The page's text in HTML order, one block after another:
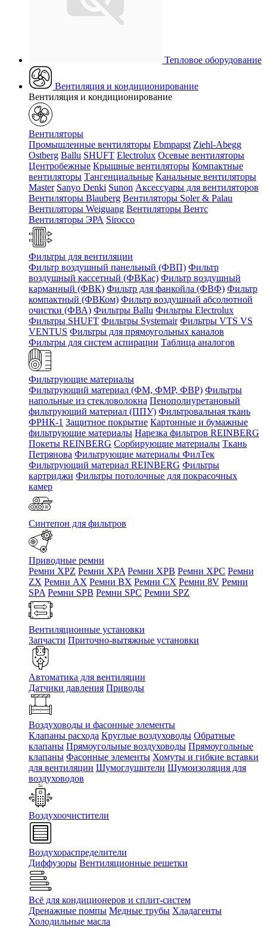
Тепловое оборудование
Вентиляция и кондиционирование
Вентиляция и кондиционирование
Вентиляторы
Промышленные вентиляторы Ebmpapst Ziehl-Abegg
Ostberg Ballu SHUFT Electrolux Осевые вентиляторы
Центробежные Крышные вентиляторы Компактные
вентиляторы Тангенциальные Канальные вентиляторы
Master Sanyo Denki Sunon Аксессуары для вентиляторов
Вентиляторы Blauberg Вентиляторы Soler & Palau
Вентиляторы Weiguang Вентиляторы Вентс
Вентиляторы ЭРА Sirocco
Фильтры для вентиляции
Фильтр воздушный панельный (ФВП) Фильтр
воздушный кассетный (ФВКас) Фильтр воздушный
карманный (ФВК) Фильтр для фанкойла (ФВФ) Фильтр
компактный (ФВКом) Фильтр воздушный абсолютной
очистки (ФВА) Фильтры Ballu Фильтры Electrolux
Фильтры SHUFT Фильтры Systemair Фильтры VTS VS
VENTUS Фильтры для прямоугольных каналов
Фильтры для систем аспирации Таблица аналогов
Фильтрующие материалы
Фильтрующий материал (ФМ, ФМР, ФВР) Фильтры
напольные из стекловолокна Пенополиуретановый
фильтрующий материал (ППУ) Фильтровальная ткань
ФРНК-1 Защитное покрытие Картонные и бумажные
фильтрующие материалы Нарезка фильтров REINBERG
Покеты REINBERG Сорбирующие материалы Ткань
Петрянова Фильтрующие материалы ФилТек
Фильтрующий материал REINBERG Фильтры
картриджи Фильтры потолочные для покрасочных
камер
Синтепон для фильтров
Приводные ремни
Ремни XPZ Ремни XPA Ремни XPB Ремни XPC Ремни
ZX Ремни AX Ремни BX Ремни CX Ремни 8V Ремни
SPA Ремни SPB Ремни SPC Ремни SPZ
Вентиляционные установки
Запчасти Приточно-вытяжные установки
Автоматика для вентиляции
Датчики давления Приводы
Воздуховоды и фасонные элементы
Клапаны расхода Круглые воздуховоды Обратные
клапаны Прямоугольные воздуховоды Прямоугольные
клапаны Фасонные элементы Хомуты и гибкие вставки
для вентиляции Шумоглушители Шумоизоляция для
воздуховодов
Воздухоочистители
Воздухораспределители
Диффузоры Вентиляционные решетки
Всё для кондиционеров и сплит-систем
Дренажные помпы Медные трубы Хладагенты
Холодильные масла